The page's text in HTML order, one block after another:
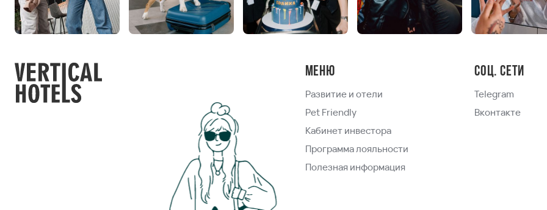
Меню
Развитие и отели
Pet Friendly
Кабинет инвестора
Программа лояльности
Полезная информация
Соц. сети
Telegram
Вконтакте